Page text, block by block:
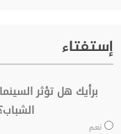
إستفتاء
برأيك هل تؤثر
نعم